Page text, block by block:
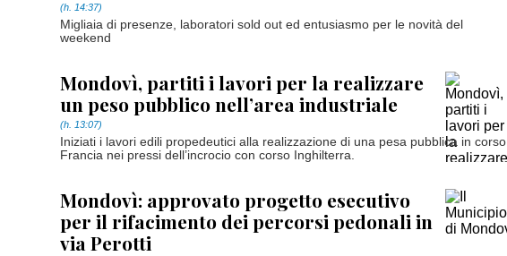
(h. 14:37)
Migliaia di presenze, laboratori sold out ed entusiasmo per le novità del
weekend
Mondovì, partiti i lavori per la realizzare
un peso pubblico nell’area industriale
(h. 13:07)
Iniziati i lavori edili propedeutici alla realizzazione di una pesa pubblica in corso
Francia nei pressi dell’incrocio con corso Inghilterra.
Mondovì: approvato progetto esecutivo
per il rifacimento dei percorsi pedonali in
via Perotti